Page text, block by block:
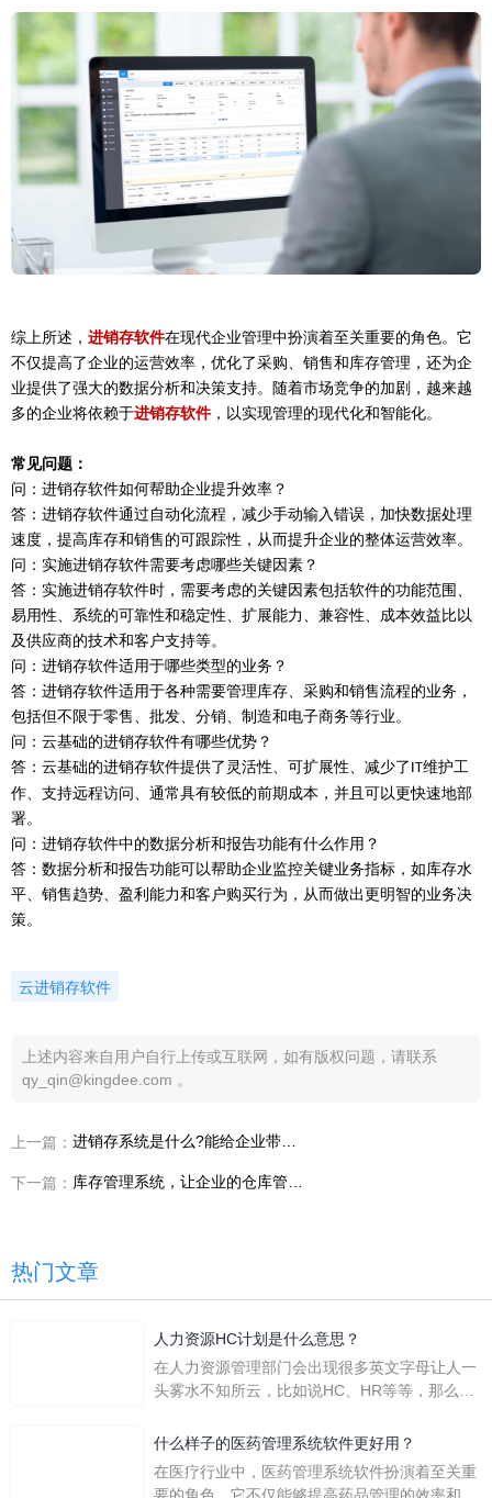
综上所述， 进销存软件在现代企业管理中扮演着至关重要的角色。它
不仅提高了企业的运营效率，优化了采购、销售和库存管理，还为企
业提供了强大的数据分析和决策支持。随着市场竞争的加剧，越来越
多的企业将依赖于进销存软件，以实现管理的现代化和智能化。
常见问题：
问：进销存软件如何帮助企业提升效率？
答：进销存软件通过自动化流程，减少手动输入错误，加快数据处理
速度，提高库存和销售的可跟踪性，从而提升企业的整体运营效率。
问：实施进销存软件需要考虑哪些关键因素？
答：实施进销存软件时，需要考虑的关键因素包括软件的功能范围、
易用性、系统的可靠性和稳定性、扩展能力、兼容性、成本效益比以
及供应商的技术和客户支持等。
问：进销存软件适用于哪些类型的业务？
答：进销存软件适用于各种需要管理库存、采购和销售流程的业务，
包括但不限于零售、批发、分销、制造和电子商务等行业。
问：云基础的进销存软件有哪些优势？
答：云基础的进销存软件提供了灵活性、可扩展性、减少了 IT维护工
作、支持远程访问、通常具有较低的前期成本，并且可以更快速地部
署。
问：进销存软件中的数据分析和报告功能有什么作用？
答：数据分析和报告功能可以帮助企业监控关键业务指标，如库存水
平、销售趋势、盈利能力和客户购买行为，从而做出更明智的业务决
策。
云进销存软件
上述内容来自用户自行上传或互联网，如有版权问题，请联系
qy_qin@kingdee.com 。
上一篇：
下一篇：
热门文章
人力资源HC计划是什么意思？
在人力资源管理部门会出现很多英文字母让人一
头雾水不知所云，比如说HC、HR等等，那么它
么呢？
什么样子的医药管理系统软件更好用？
在医疗行业中，医药管理系统软件扮演着至关重
要的角色。它不仅能够提高药品管理的效率和准